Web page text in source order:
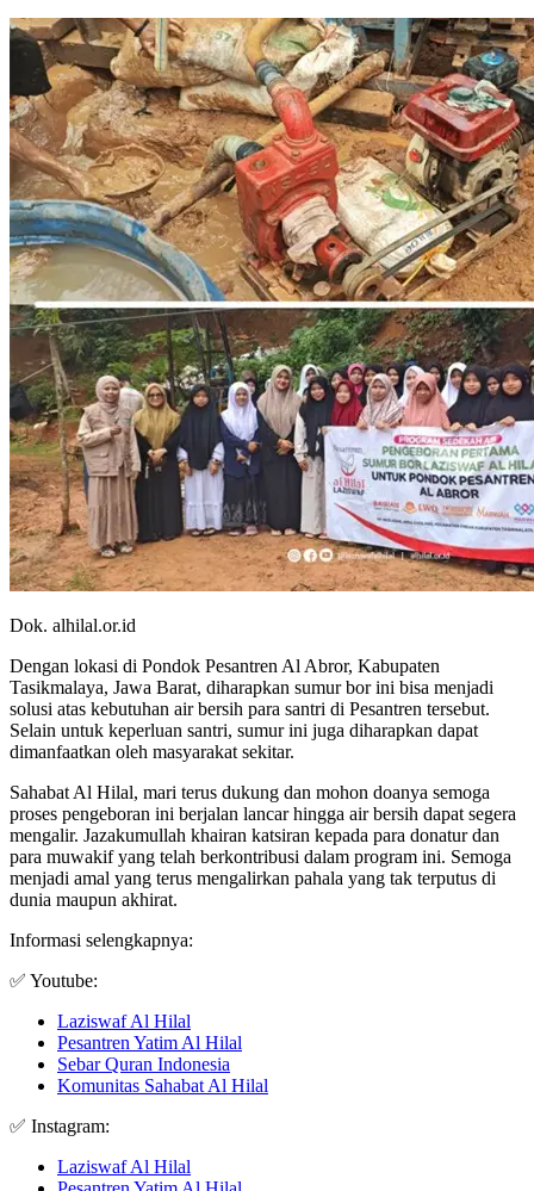
Dok. alhilal.or.id
Dengan lokasi di Pondok Pesantren Al Abror, Kabupaten
Tasikmalaya, Jawa Barat, diharapkan sumur bor ini bisa menjadi
solusi atas kebutuhan air bersih para santri di Pesantren tersebut.
Selain untuk keperluan santri, sumur ini juga diharapkan dapat
dimanfaatkan oleh masyarakat sekitar.
Sahabat Al Hilal, mari terus dukung dan mohon doanya semoga
proses pengeboran ini berjalan lancar hingga air bersih dapat segera
mengalir. Jazakumullah khairan katsiran kepada para donatur dan
para muwakif yang telah berkontribusi dalam program ini. Semoga
menjadi amal yang terus mengalirkan pahala yang tak terputus di
dunia maupun akhirat.
Informasi selengkapnya:
✅ Youtube:
Laziswaf Al Hilal
Pesantren Yatim Al Hilal
Sebar Quran Indonesia
Komunitas Sahabat Al Hilal
✅ Instagram:
Laziswaf Al Hilal